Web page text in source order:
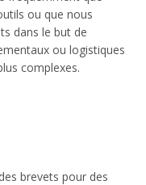
ou que nous
dans le but de
ou logistiques
complexes.
brevets pour des